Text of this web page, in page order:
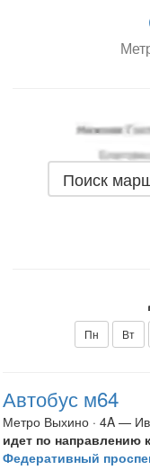
Поиск
Пн Вт
Автобус м64
Метро Выхино · 4A —
идет по направлению
Федеративный